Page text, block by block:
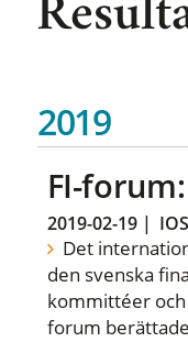
2019
FI-
2019-02-19|
Det
den svenska
kommittéer och
forum